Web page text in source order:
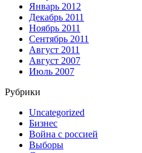
Январь 2012
Декабрь 2011
Ноябрь 2011
Сентябрь 2011
Август 2011
Август 2007
Июль 2007
Рубрики
Uncategorized
Бизнес
Война с россией
Выборы